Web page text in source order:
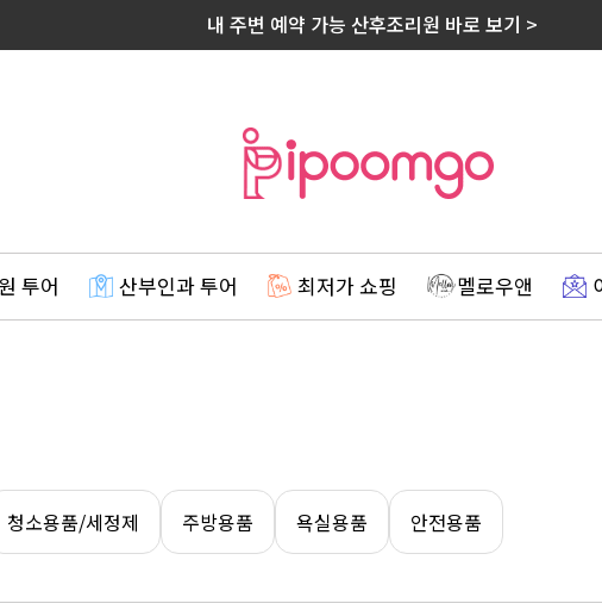
내 주변 예약 가능 산후조리원 바로 보기 >
투어 산부인과 투어 최저가 쇼핑 멜로우앤
청소용품/세정제 주방용품 욕실용품 안전용품